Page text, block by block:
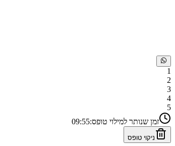
1
2
3
4
5
זמן שנותר למילוי טופס:
09:54
ניקוי טופס